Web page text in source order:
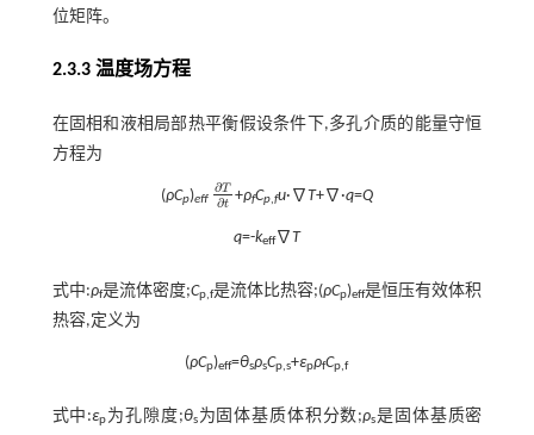
位矩阵。
2.3.3 温度场方程
在固相和液相局部热平衡假设条件下,多孔介质的能量守恒
方程为
(ρCp)eff
∂T
∂t
∂T∂t
+ρfCp,fu·∇T+∇·q=Q
q=-keff∇T
式中:ρf是流体密度;Cp,f是流体比热容;(ρCp)eff是恒压有效体积
热容,定义为
(ρCp)eff=θsρsCp,s+εpρfCp,f
式中:εp为孔隙度;θs为固体基质体积分数;ρs是固体基质密